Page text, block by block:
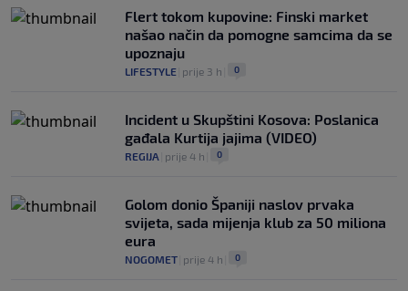
Flert tokom kupovine: Finski market
našao način da pomogne samcima da se
upoznaju
LIFESTYLE prije 3 h 0
Incident u Skupštini Kosova: Poslanica
gađala Kurtija jajima (VIDEO)
REGIJA prije 4 h 0
Golom donio Španiji naslov prvaka
svijeta, sada mijenja klub za 50 miliona
eura
NOGOMET prije 4 h 0